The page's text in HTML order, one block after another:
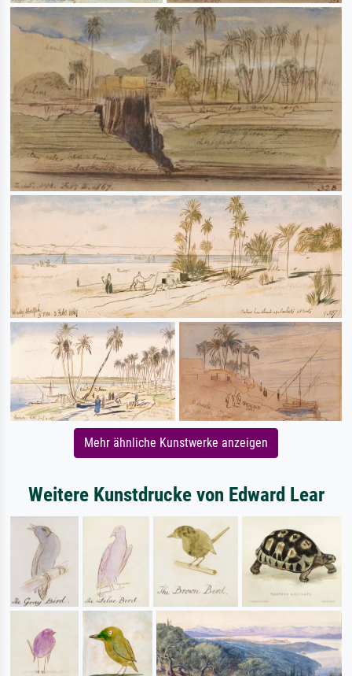
Mehr ähnliche Kunstwerke anzeigen
Weitere Kunstdrucke von Edward Lear